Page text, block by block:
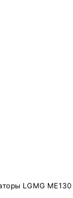
LGMG